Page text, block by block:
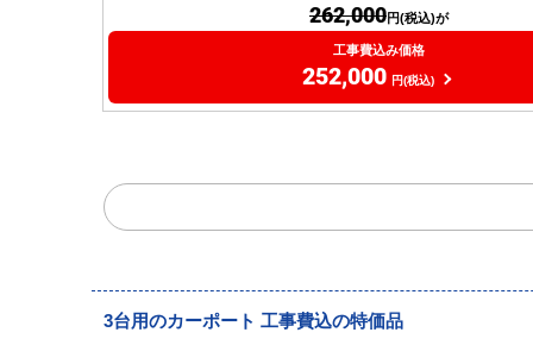
262,000円(税込)が
工事費込み価格
252,000 円(税込)
3台用のカーポート 工事費込の特価品